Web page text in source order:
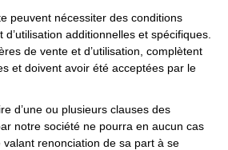
peuvent nécessiter des conditions
additionnelles et spécifiques.
de vente et d’utilisation, complètent
et doivent avoir été acceptées par le
d’une ou plusieurs clauses des
notre société ne pourra en aucun cas
renonciation de sa part à se